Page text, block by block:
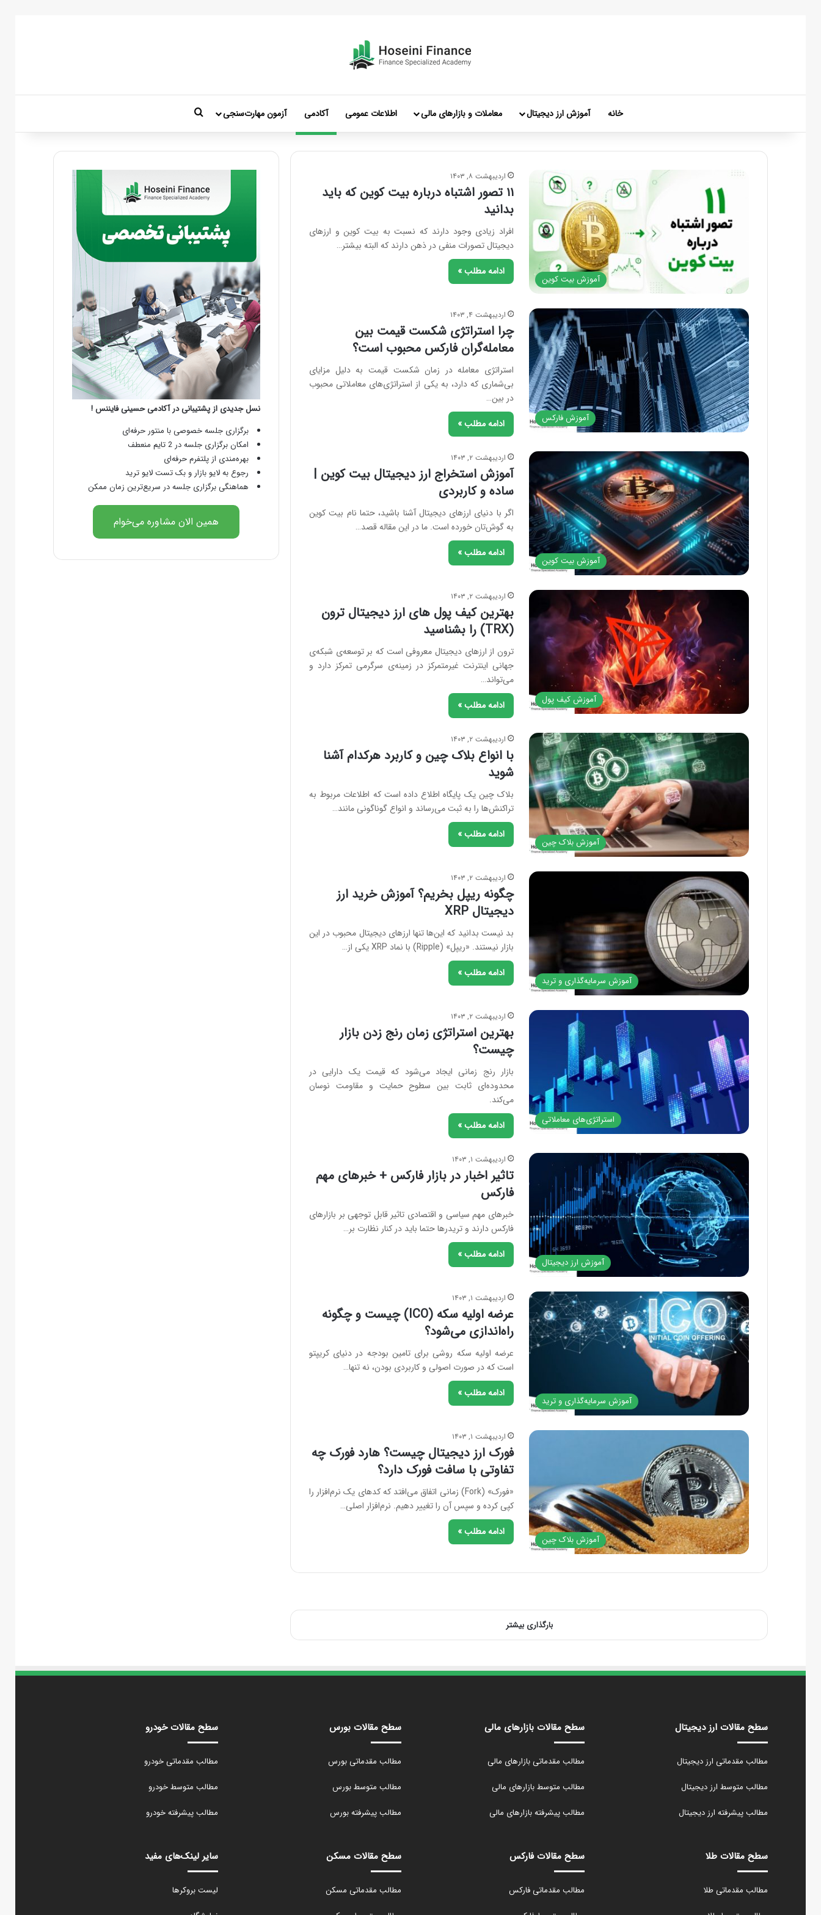
خانه آموزش ارز دیجیتال معاملات و بازارهای مالی اطلاعات عمومی آکادمی آزمون مهارت‌سنجی
آموزش بیت کوین
اردیبهشت ۸, ۱۴۰۳
۱۱ تصور اشتباه درباره بیت کوین که باید
بدانید
افراد زیادی وجود دارند که نسبت به بیت کوین و ارزهای
دیجیتال تصورات منفی در ذهن دارند که البته بیشتر…
ادامه مطلب »
آموزش فارکس
اردیبهشت ۴, ۱۴۰۳
چرا استراتژی شکست قیمت بین
معامله‌گران فارکس محبوب است؟
استراتژی معامله در زمان شکست قیمت به دلیل مزایای
بی‌شماری که دارد، به یکی از استراتژی‌های معاملاتی محبوب
در بین…
ادامه مطلب »
آموزش بیت کوین
اردیبهشت ۲, ۱۴۰۳
آموزش استخراج ارز دیجیتال بیت کوین |
ساده و کاربردی
اگر با دنیای ارزهای دیجیتال آشنا باشید، حتما نام بیت کوین
به گوش‌تان خورده است. ما در این مقاله قصد…
ادامه مطلب »
آموزش کیف پول
اردیبهشت ۲, ۱۴۰۳
بهترین کیف پول های ارز دیجیتال ترون
(TRX) را بشناسید
ترون از ارزهای دیجیتال معروفی است که بر توسعه‌ی شبکه‌ی
جهانی اینترنت غیرمتمرکز در زمینه‌ی سرگرمی تمرکز دارد و
می‌تواند…
ادامه مطلب »
آموزش بلاک چین
اردیبهشت ۲, ۱۴۰۳
با انواع بلاک چین و کاربرد هرکدام آشنا
شوید
بلاک چین یک پایگاه اطلاع داده است که اطلاعات مربوط به
تراکنش‌ها را به ثبت می‌رساند و انواع گوناگونی مانند…
ادامه مطلب »
آموزش سرمایه‌گذاری و ترید
اردیبهشت ۲, ۱۴۰۳
چگونه ریپل بخریم؟ آموزش خرید ارز
دیجیتال XRP
بد نیست بدانید که این‌ها تنها ارزهای دیجیتال محبوب در این
بازار نیستند. «ریپل» (Ripple) با نماد XRP یکی از…
ادامه مطلب »
استراتژی‌های معاملاتی
اردیبهشت ۲, ۱۴۰۳
بهترین استراتژی زمان رنج زدن بازار
چیست؟
بازار رنج زمانی ایجاد می‌شود که قیمت یک دارایی در
محدوده‌ای ثابت بین سطوح حمایت و مقاومت نوسان
می‌کند.
ادامه مطلب »
آموزش ارز دیجیتال
اردیبهشت ۱, ۱۴۰۳
تاثیر اخبار در بازار فارکس + خبرهای مهم
فارکس
خبرهای مهم سیاسی و اقتصادی تاثیر قابل توجهی بر بازارهای
فارکس دارند و تریدرها حتما باید در کنار نظارت بر…
ادامه مطلب »
آموزش سرمایه‌گذاری و ترید
اردیبهشت ۱, ۱۴۰۳
عرضه اولیه سکه (ICO) چیست و چگونه
راه‌اندازی می‌شود؟
عرضه اولیه سکه روشی برای تامین بودجه در دنیای کریپتو
است که در صورت اصولی و کاربردی بودن‌، نه تنها…
ادامه مطلب »
آموزش بلاک چین
اردیبهشت ۱, ۱۴۰۳
فورک ارز دیجیتال چیست؟ هارد فورک چه
تفاوتی با سافت فورک دارد؟
«فورک» (Fork) زمانی اتفاق می‌افتد که کدهای یک نرم‌افزار را
کپی کرده و سپس آن را تغییر دهیم. نرم‌افزار اصلی…
ادامه مطلب »
بارگذاری بیشتر
نسل جدیدی از پشتیبانی در آکادمی حسینی فایننس !
برگزاری جلسه خصوصی با منتور حرفه‌ای
امکان برگزاری جلسه در 2 تایم منعطف
بهره‌مندی از پلتفرم حرفه‌ای
رجوع به لایو بازار و بک تست لایو ترید
هماهنگی برگزاری جلسه در سریع‌ترین زمان ممکن
همین الان مشاوره می‌خوام
سطح مقالات ارز دیجیتال
مطالب مقدماتی ارز دیجیتال
مطالب متوسط ارز دیجیتال
مطالب پیشرفته ارز دیجیتال
سطح مقالات طلا
مطالب مقدماتی طلا
سطح مقالات بازارهای مالی
مطالب مقدماتی بازارهای مالی
مطالب متوسط بازارهای مالی
مطالب پیشرفته بازارهای مالی
سطح مقالات فارکس
مطالب مقدماتی فارکس
سطح مقالات بورس
مطالب مقدماتی بورس
مطالب متوسط بورس
مطالب پیشرفته بورس
سطح مقالات مسکن
مطالب مقدماتی مسکن
سطح مقالات خودرو
مطالب مقدماتی خودرو
مطالب متوسط خودرو
مطالب پیشرفته خودرو
سایر لینک‌های مفید
لیست بروکرها